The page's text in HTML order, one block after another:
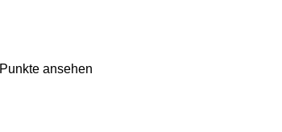
Punkte ansehen